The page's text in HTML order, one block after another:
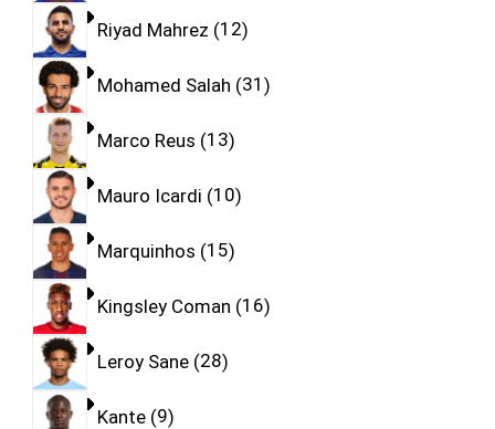
Riyad Mahrez 12
Mohamed Salah 31
Marco Reus 13
Mauro Icardi 10
Marquinhos 15
Kingsley Coman 16
Leroy Sane 28
Kante 9